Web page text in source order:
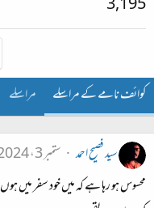
3,195
کوائف نامے کے مراسلے مراسلے
سید فصیح احمد
ستمبر 3، 2024
محسوس ہو رہا ہے کہ میں خود سفر